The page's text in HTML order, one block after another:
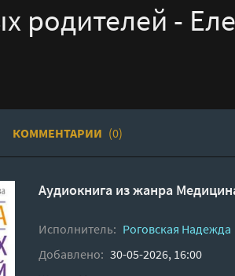
родителей -
КОММЕНТАРИИ (0)
Аудиокнига из жанра
Исполнитель: Роговская Надежда
Добавлено: 30-05-2026, 16:00